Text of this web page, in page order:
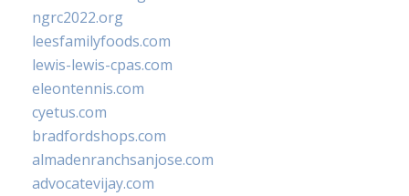
ngrc2022.org
leesfamilyfoods.com
lewis-lewis-cpas.com
eleontennis.com
cyetus.com
bradfordshops.com
almadenranchsanjose.com
advocatevijay.com